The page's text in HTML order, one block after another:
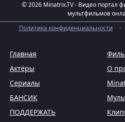
© 2026 Minatrix.TV - Видео портал
мультфильмов
Политика конфиденциальности
•
Главная
Актёры
О
Сериалы
БАНСИК
ПОДДЕРЖАТЬ